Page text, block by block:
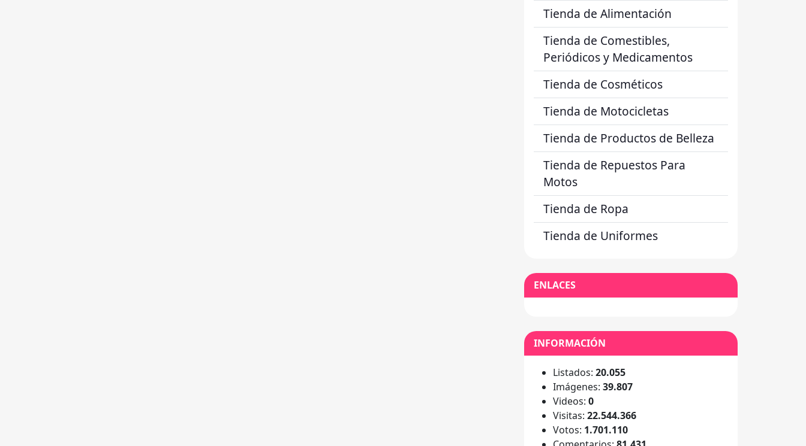
Tienda de Alimentación
Tienda de Comestibles,
Periódicos y Medicamentos
Tienda de Cosméticos
Tienda de Motocicletas
Tienda de Productos de Belleza
Tienda de Repuestos Para
Motos
Tienda de Ropa
Tienda de Uniformes
ENLACES
INFORMACIÓN
Listados: 20.055
Imágenes: 39.807
Videos: 0
Visitas: 22.544.366
Votos: 1.701.110